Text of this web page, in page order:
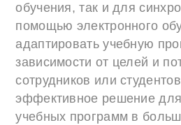
обучения, так и для
помощью электронного
адаптировать учебную
зависимости от целей и
сотрудников или
эффективное решение
учебных программ в